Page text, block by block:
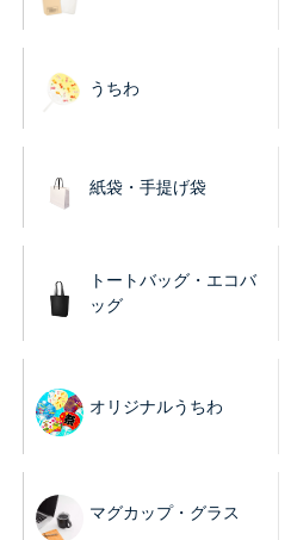
うちわ
紙袋・手提げ袋
トートバッグ・エコバ
ッグ
オリジナルうちわ
マグカップ・グラス